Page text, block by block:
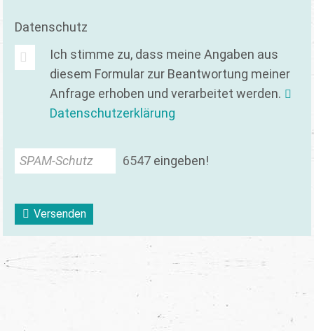
Datenschutz
Ich stimme zu, dass meine Angaben aus
diesem Formular zur Beantwortung meiner
Anfrage erhoben und verarbeitet werden.
Datenschutzerklärung
SPAM-Schutz 6547 eingeben!
Versenden